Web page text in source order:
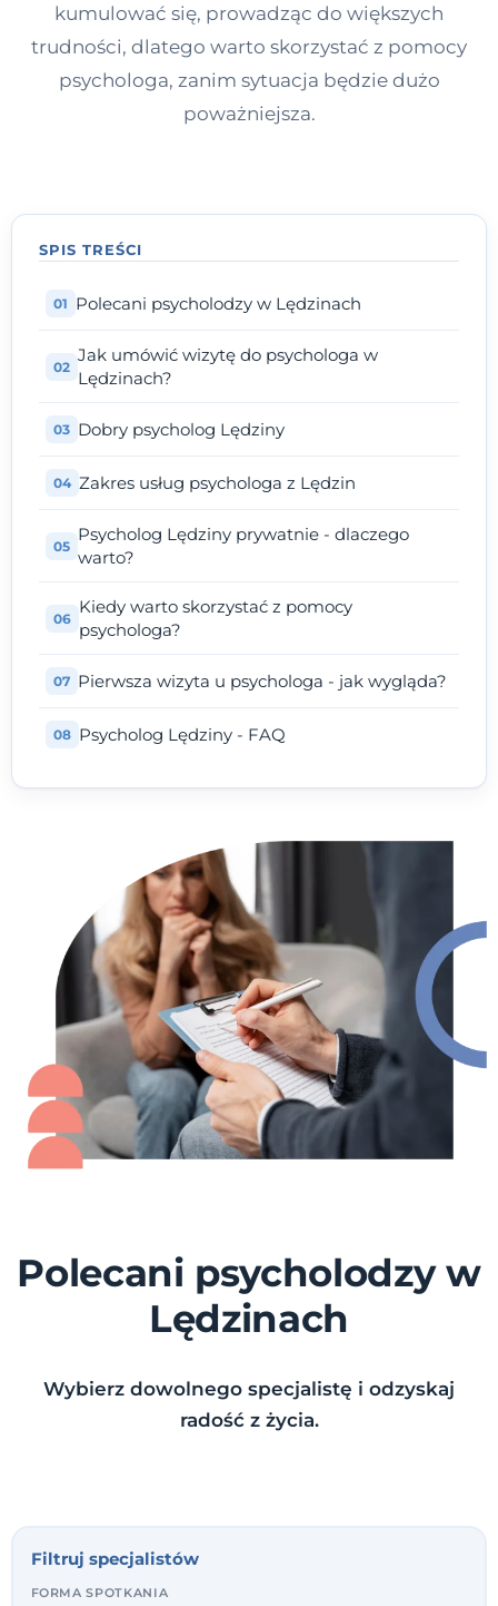
kumulować się, prowadząc do większych
trudności, dlatego warto skorzystać z pomocy
psychologa, zanim sytuacja będzie dużo
poważniejsza.
SPIS TREŚCI
Polecani psycholodzy w Lędzinach
Jak umówić wizytę do psychologa w
Lędzinach?
Dobry psycholog Lędziny
Zakres usług psychologa z Lędzin
Psycholog Lędziny prywatnie - dlaczego
warto?
Kiedy warto skorzystać z pomocy
psychologa?
Pierwsza wizyta u psychologa - jak wygląda?
Psycholog Lędziny - FAQ
Polecani psycholodzy w
Lędzinach
Wybierz dowolnego specjalistę i odzyskaj
radość z życia.
Filtruj specjalistów
FORMA SPOTKANIA